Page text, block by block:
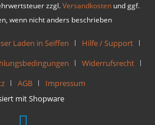
zzgl.Versandkosten und ggf.
wenn nicht anders beschrieben
Laden in Seiffen
Hilfe / Support
Widerrufsrecht
AGB
Impressum
mit Shopware